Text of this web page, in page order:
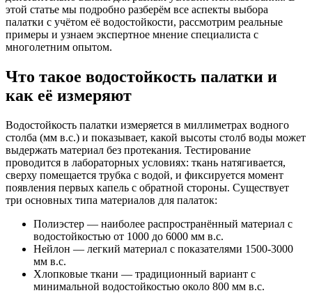
этой статье мы подробно разберём все аспекты выбора
палатки с учётом её водостойкости, рассмотрим реальные
примеры и узнаем экспертное мнение специалиста с
многолетним опытом.
Что такое водостойкость палатки и
как её измеряют
Водостойкость палатки измеряется в миллиметрах водного
столба (мм в.с.) и показывает, какой высоты столб воды может
выдержать материал без протекания. Тестирование
проводится в лабораторных условиях: ткань натягивается,
сверху помещается трубка с водой, и фиксируется момент
появления первых капель с обратной стороны. Существует
три основных типа материалов для палаток:
Полиэстер — наиболее распространённый материал с
водостойкостью от 1000 до 6000 мм в.с.
Нейлон — легкий материал с показателями 1500-3000
мм в.с.
Хлопковые ткани — традиционный вариант с
минимальной водостойкостью около 800 мм в.с.